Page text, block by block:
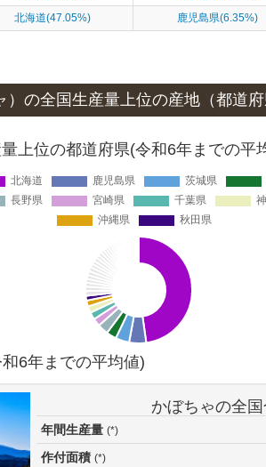
北海道(47.05%) 鹿児島県(6.35%)
）の全国生産量上位の産地 （都道府
上位の都道府県(令和6年までの平
6年までの平均値)
かぼちゃの全
年間生産量(*)
作付面積(*)